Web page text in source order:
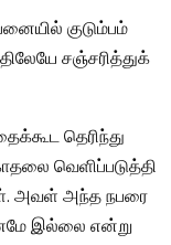
குடும்பம்
சஞ்சரித்துக்
தெரிந்து
வெளிப்படுத்தி
அவள் அந்த நபரை
இல்லை என்று